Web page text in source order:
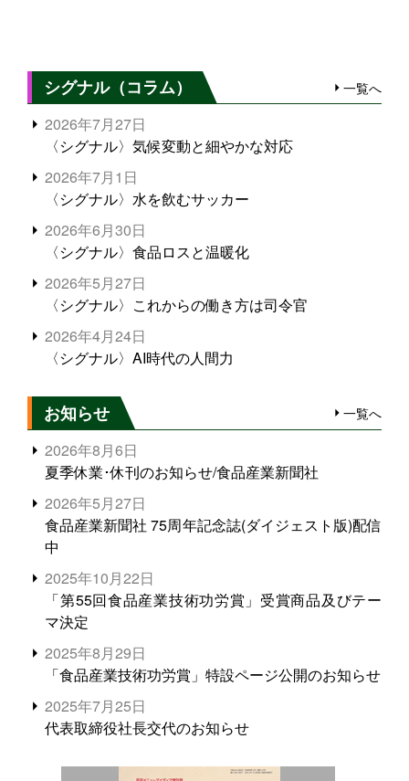
シグナル（コラム） 一覧へ
2026年7月27日
〈シグナル〉気候変動と細やかな対応
2026年7月1日
〈シグナル〉水を飲むサッカー
2026年6月30日
〈シグナル〉食品ロスと温暖化
2026年5月27日
〈シグナル〉これからの働き方は司令官
2026年4月24日
〈シグナル〉AI時代の人間力
お知らせ 一覧へ
2026年8月6日
夏季休業･休刊のお知らせ/食品産業新聞社
2026年5月27日
食品産業新聞社 75周年記念誌(ダイジェスト版)配信
中
2025年10月22日
「第55回食品産業技術功労賞」受賞商品及びテー
マ決定
2025年8月29日
「食品産業技術功労賞」特設ページ公開のお知らせ
2025年7月25日
代表取締役社長交代のお知らせ